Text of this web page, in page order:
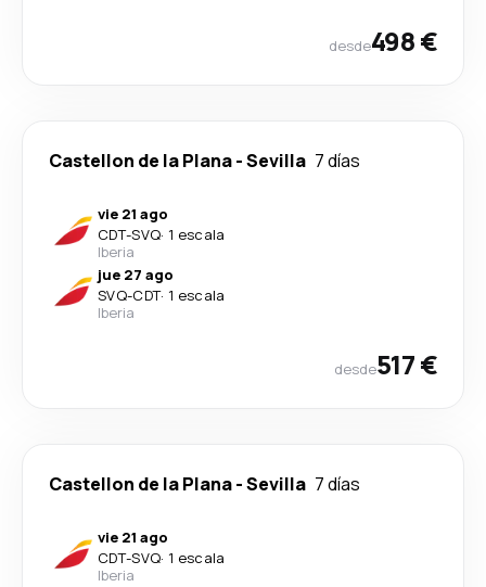
desde498 €
Castellon de la Plana-Sevilla 7 días
vie 21 ago
CDT-SVQ· 1 escala
Iberia
jue 27 ago
SVQ-CDT· 1 escala
Iberia
desde517 €
Castellon de la Plana-Sevilla 7 días
vie 21 ago
CDT-SVQ· 1 escala
Iberia